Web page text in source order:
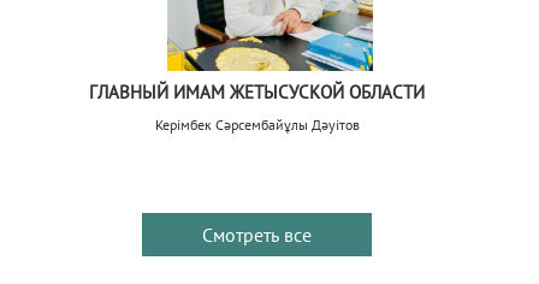
ГЛАВНЫЙ ИМАМ ЖЕТЫСУСКОЙ ОБЛАСТИ
Керімбек Сәрсембайұлы Дәуітов
Смотреть все